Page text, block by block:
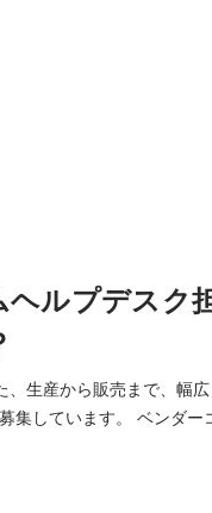
ヘルプデスク
、生産から販売まで、幅
「社内の困った」を集めてシステム化すると